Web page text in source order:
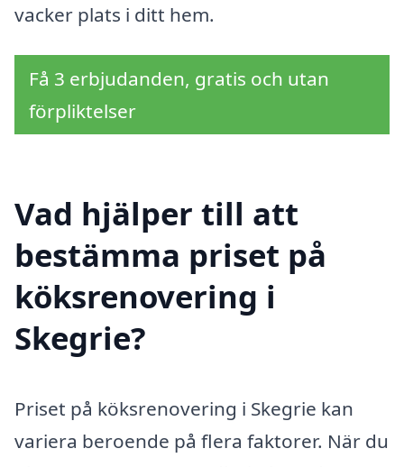
vacker plats i ditt hem.
Få 3 erbjudanden, gratis och utan
förpliktelser
Vad hjälper till att
bestämma priset på
köksrenovering i
Skegrie?
Priset på köksrenovering i Skegrie kan
variera beroende på flera faktorer. När du